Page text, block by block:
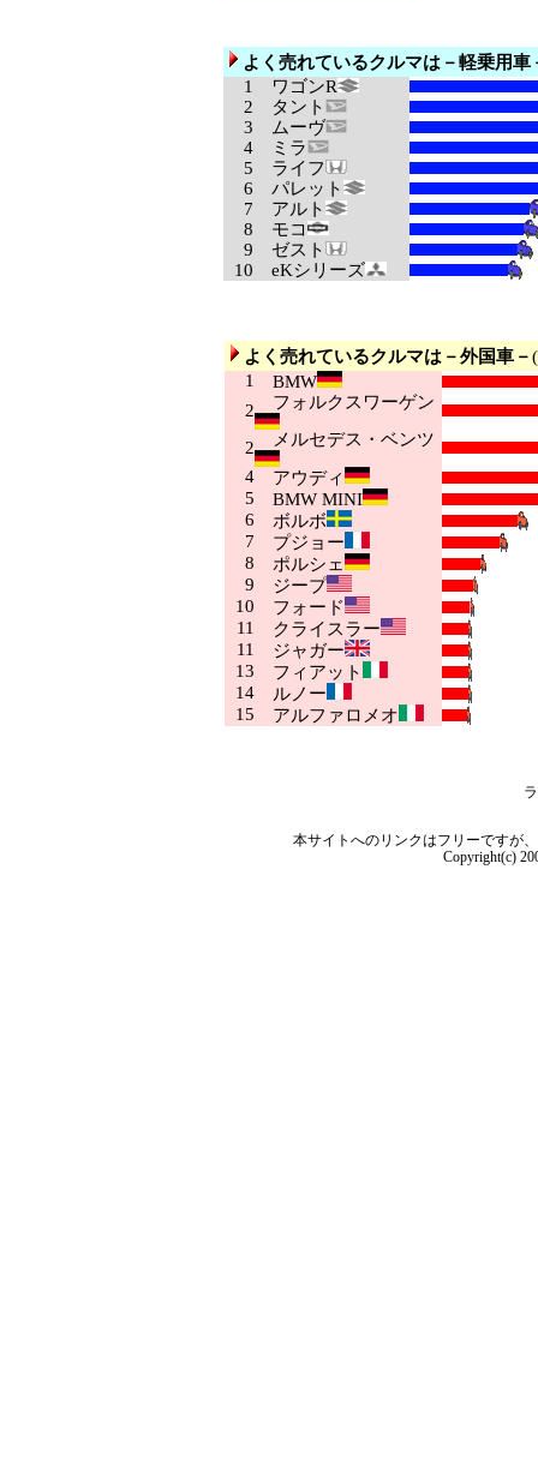
よく売れているクルマは－軽乗用車
1
ワゴンR
2 タント
3 ムーヴ
4 ミラ
5 ライフ
6 パレット
7 アルト
8 モコ
9 ゼスト
10 eKシリーズ
よく売れているクルマは－外国車－
1
BMW
2 フォルクスワーゲン
2 メルセデス・ベンツ
4 アウディ
5 BMW MINI
6 ボルボ
7 プジョー
8 ポルシェ
9 ジープ
10 フォード
11
クライスラー
11
ジャガー
13 フィアット
14 ルノー
15 アルファロメオ
本サイトへのリンクはフリーですが
Copyright(c)